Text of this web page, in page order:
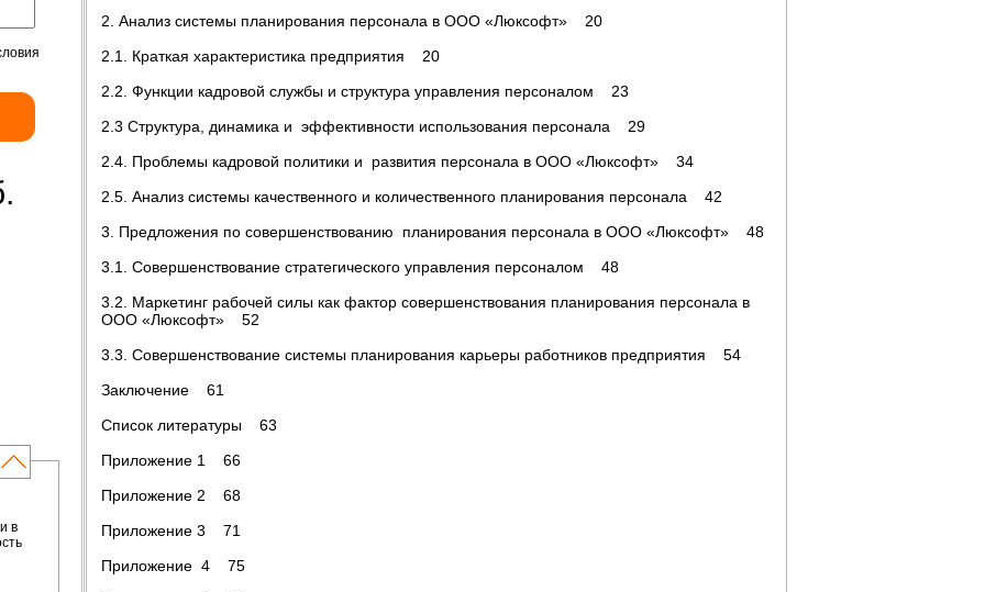
в
2. Анализ системы планирования персонала в ООО «Люксофт» 20
2.1. Краткая характеристика предприятия 20
2.2. Функции кадровой службы и структура управления персоналом 23
2.3 Структура, динамика и эффективности использования персонала 29
2.4. Проблемы кадровой политики и развития персонала в ООО «Люксофт» 34
2.5. Анализ системы качественного и количественного планирования персонала 42
3. Предложения по совершенствованию планирования персонала в ООО «Люксофт» 48
3.1. Совершенствование стратегического управления персоналом 48
3.2. Маркетинг рабочей силы как фактор совершенствования планирования персонала в
ООО «Люксофт» 52
3.3. Совершенствование системы планирования карьеры работников предприятия 54
Заключение 61
Список литературы 63
Приложение 1 66
Приложение 2 68
Приложение 3 71
Приложение 4 75